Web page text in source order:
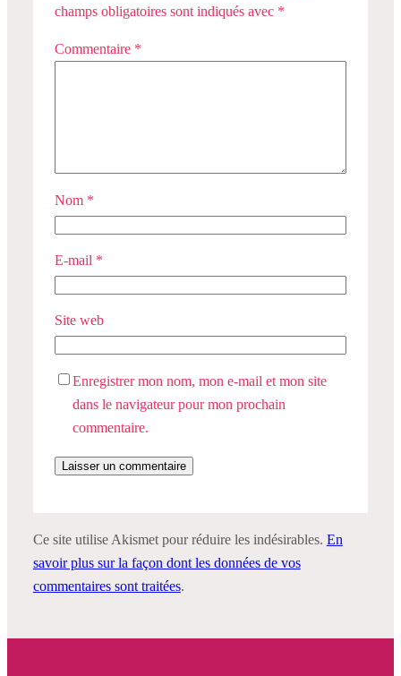
champs obligatoires sont indiqués avec *
Commentaire *
Nom *
E-mail *
Site web
Enregistrer mon nom, mon e-mail et mon site
dans le navigateur pour mon prochain
commentaire.
Ce site utilise Akismet pour réduire les indésirables. En
savoir plus sur la façon dont les données de vos
commentaires sont traitées.